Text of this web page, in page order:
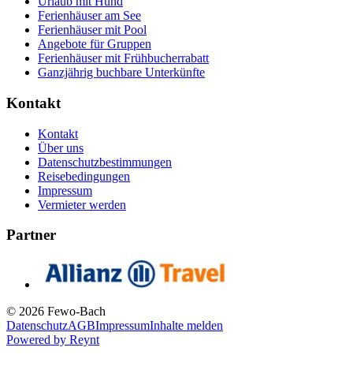
Ferienhäuser am See
Ferienhäuser mit Pool
Angebote für Gruppen
Ferienhäuser mit Frühbucherrabatt
Ganzjährig buchbare Unterkünfte
Kontakt
Kontakt
Über uns
Datenschutzbestimmungen
Reisebedingungen
Impressum
Vermieter werden
Partner
© 2026 Fewo-Bach
DatenschutzAGBImpressumInhalte melden
Powered by Reynt